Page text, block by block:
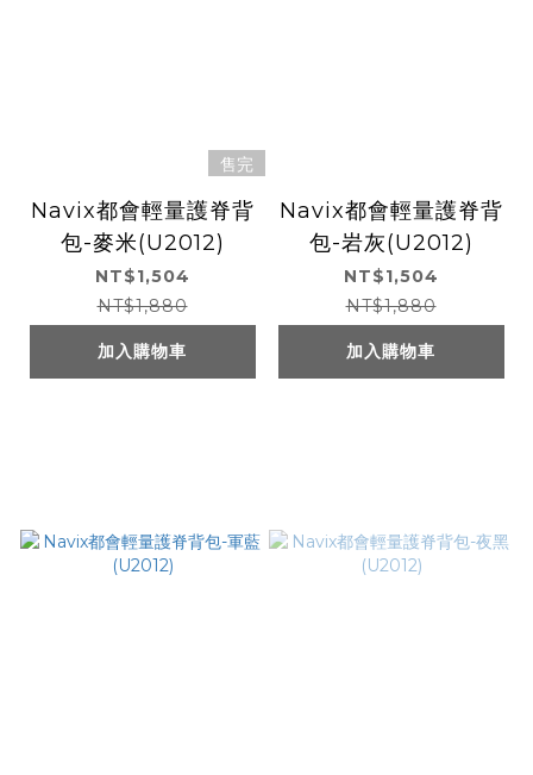
售完
Navix都會輕量護脊背
包-麥米(U2012)
NT$1,504
NT$1,880
加入購物車
Navix都會輕量護脊背
包-岩灰(U2012)
NT$1,504
NT$1,880
加入購物車